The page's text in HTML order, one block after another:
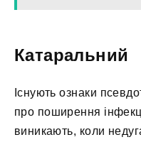
Катаральний
Існують ознаки
про поширення
виникають, коли